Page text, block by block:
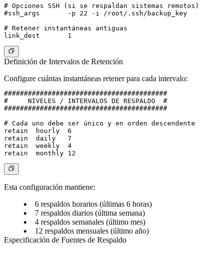
# Opciones SSH (si se respaldan sistemas remotos)
#ssh_args	-p 22 -i /root/.ssh/backup_key
# Retener instantáneas antiguas
Definición de Intervalos de Retención
Configure cuántas instantáneas retener para cada intervalo:
#########################################
#     NIVELES / INTERVALOS DE RESPALDO  #
#########################################
# Cada uno debe ser único y en orden descendente
retain	hourly	6
retain	daily	7
retain	weekly	4
Esta configuración mantiene:
6 respaldos horarios (últimas 6 horas)
7 respaldos diarios (última semana)
4 respaldos semanales (último mes)
12 respaldos mensuales (último año)
Especificación de Fuentes de Respaldo